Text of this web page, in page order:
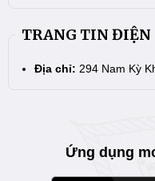
TRANG TIN ĐIỆN
Địa chỉ: 294 Nam Kỳ
Ứng dụng